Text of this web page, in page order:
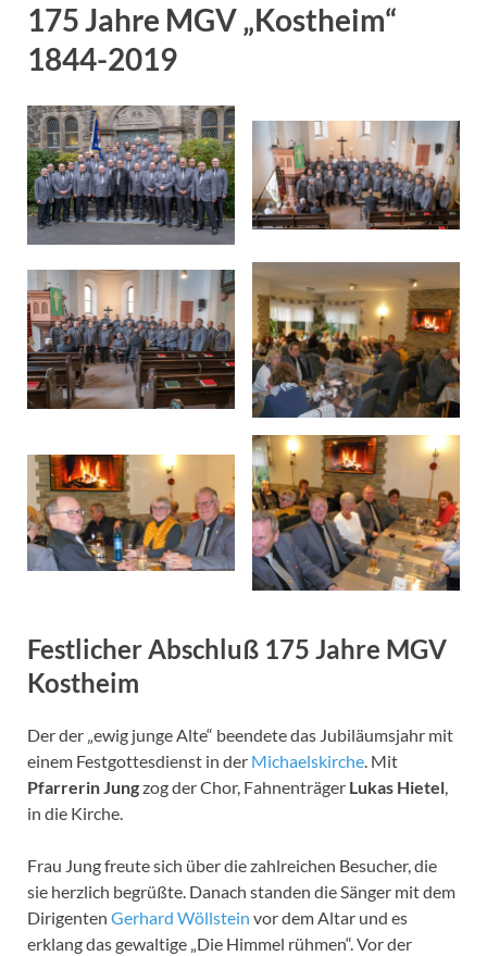
175 Jahre MGV „Kostheim“
1844-2019
Festlicher Abschluß 175 Jahre MGV
Kostheim
Der der „ewig junge Alte“ beendete das Jubiläumsjahr mit
einem Festgottesdienst in der Michaelskirche. Mit
Pfarrerin Jungzog der Chor, Fahnenträger Lukas Hietel,
in die Kirche.
Frau Jung freute sich über die zahlreichen Besucher, die
sie herzlich begrüßte. Danach standen die Sänger mit dem
Dirigenten Gerhard Wöllstein vor dem Altar und es
erklang das gewaltige „Die Himmel rühmen“. Vor der